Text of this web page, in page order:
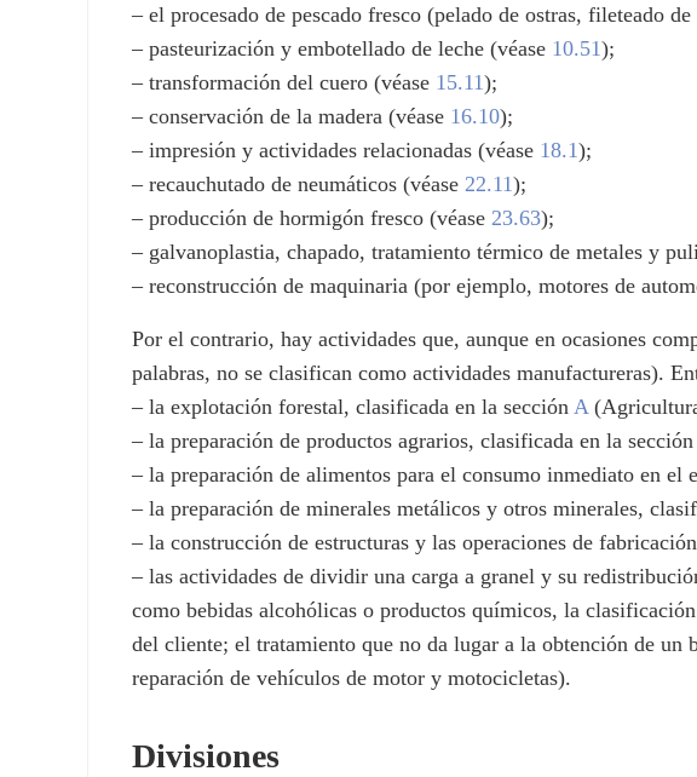
– el procesado de pescado fresco (pelado de ostras, fileteado
– pasteurización y embotellado de leche (véase 10.51);
– transformación del cuero (véase 15.11);
– conservación de la madera (véase 16.10);
– impresión y actividades relacionadas (véase 18.1);
– recauchutado de neumáticos (véase 22.11);
– producción de hormigón fresco (véase 23.63);
– galvanoplastia, chapado, tratamiento térmico de metales y
– reconstrucción de maquinaria (por ejemplo, motores de
Por el contrario, hay actividades que, aunque en ocasiones
palabras, no se clasifican como actividades manufactureras).
– la explotación forestal, clasificada en la sección A
– la preparación de productos agrarios, clasificada en la sección
– la preparación de alimentos para el consumo inmediato en
– la preparación de minerales metálicos y otros minerales,
– la construcción de estructuras y las operaciones de
– las actividades de dividir una carga a granel y su
como bebidas alcohólicas o productos químicos, la
del cliente; el tratamiento que no da lugar a la obtención de
reparación de vehículos de motor y motocicletas).
Divisiones